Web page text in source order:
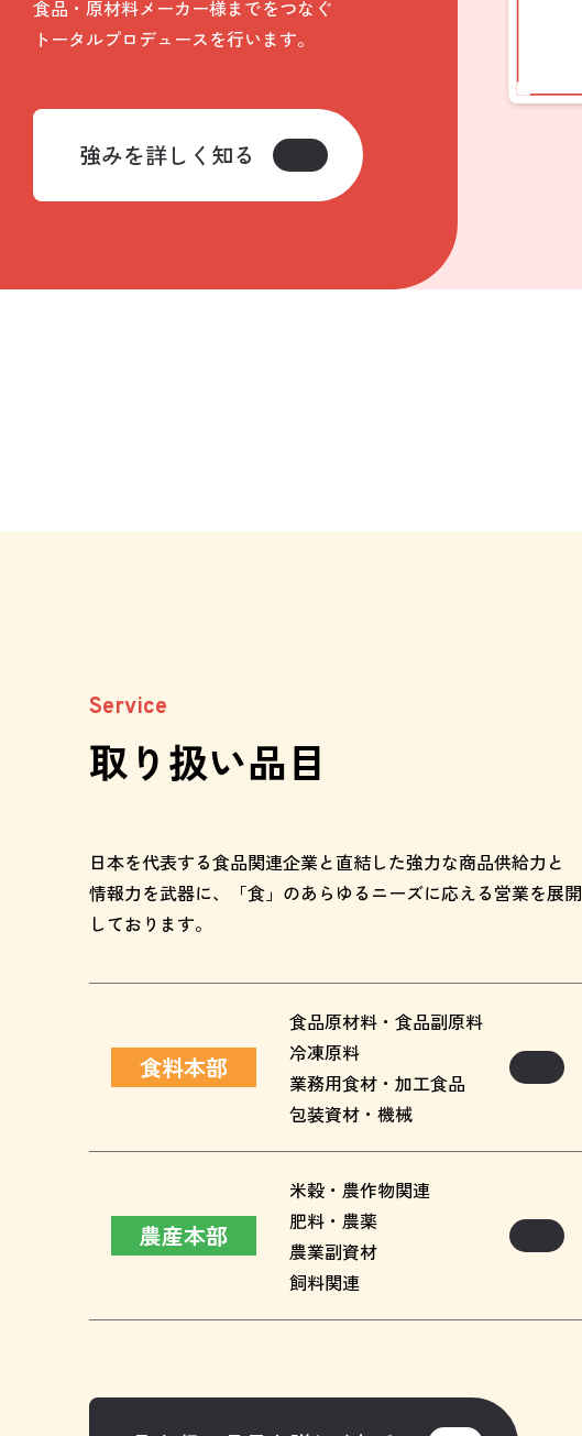
食品・原材料メーカー様までをつなぐ
トータルプロデュースを行います。
強みを詳しく知る
Service
取り扱い品目
日本を代表する食品関連企業と直結した強力な商品供給力と
情報力を武器に、「食」のあらゆるニーズに応える営業を展開
しております。
食料本部
食品原材料・食品副原料
冷凍原料
業務用食材・加工食品
包装資材・機械
農産本部
米穀・農作物関連
肥料・農薬
農業副資材
飼料関連